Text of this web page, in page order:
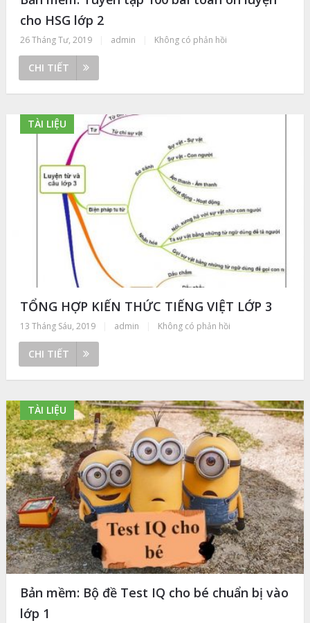
cho HSG lớp 2
26 Tháng Tư, 2019 admin Không có phản hồi
CHI TIẾT
TÀI LIỆU
TỔNG HỢP KIẾN THỨC TIẾNG VIỆT LỚP 3
13 Tháng Sáu, 2019 admin Không có phản hồi
CHI TIẾT
TÀI LIỆU
Bản mềm: Bộ đề Test IQ cho bé chuẩn bị vào
lớp 1